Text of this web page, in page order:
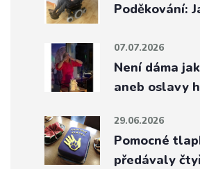
Poděkování:
07.07.2026
Není dáma
aneb oslavy
29.06.2026
Pomocné
předávaly